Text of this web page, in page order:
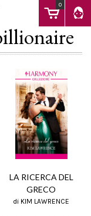
0
LA RICERCA DEL
GRECO
di KIM LAWRENCE